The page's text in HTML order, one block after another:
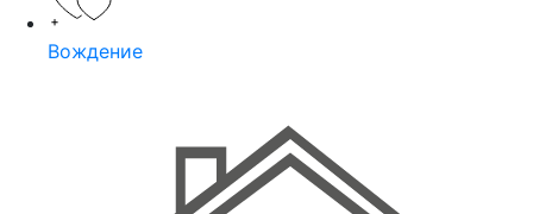
Вождение